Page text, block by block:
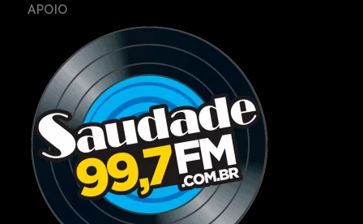
APOIO